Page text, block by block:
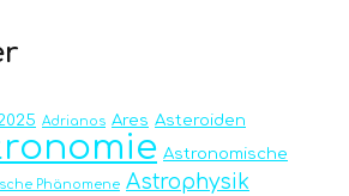
Adrianos Ares Asteroiden
Astronomische
Phänomene Astrophysik